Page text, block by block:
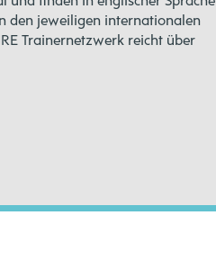
den jeweiligen internationalen
Trainernetzwerk reicht über